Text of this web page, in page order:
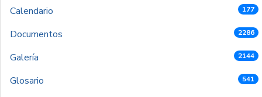
Calendario
177
Documentos 2286
Galería 2144
Glosario 541